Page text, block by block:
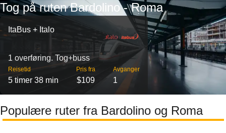
Tog på ruten Bardolino - Roma
ItaBus + Italo
1 overføring. Tog+buss
Reisetid
5 timer 38 min
Pris fra
$109
Avganger
1
Populære ruter fra Bardolino og Roma